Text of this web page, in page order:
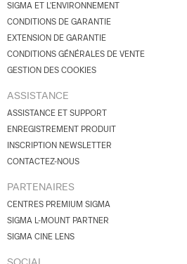
SIGMA ET L'ENVIRONNEMENT
CONDITIONS DE GARANTIE
EXTENSION DE GARANTIE
CONDITIONS GÉNÉRALES DE VENTE
GESTION DES COOKIES
ASSISTANCE
ASSISTANCE ET SUPPORT
ENREGISTREMENT PRODUIT
INSCRIPTION NEWSLETTER
CONTACTEZ-NOUS
PARTENAIRES
CENTRES PREMIUM SIGMA
SIGMA L-MOUNT PARTNER
SIGMA CINE LENS